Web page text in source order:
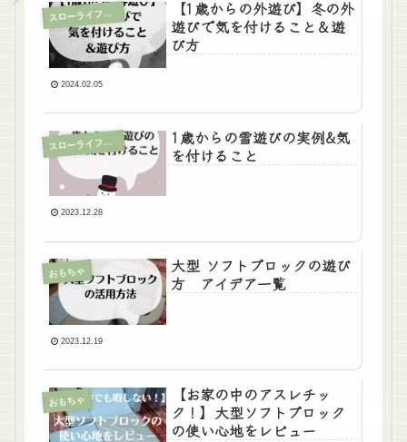
ス ローライフな子育て
【1歳からの外遊び】冬の外
遊びで気を付けること＆遊
び方
2024.02.05
ス ローライフな子育て
1歳からの雪遊びの実例&気
を付けること
2023.12.28
おもちゃ
大型 ソフトブロックの遊び
方 アイデア一覧
2023.12.19
おもちゃ
【お家の中のアスレチッ
ク！】大型ソフトブロック
の使い心地をレビュー